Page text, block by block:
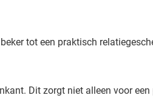
tot een praktisch
Dit zorgt niet alleen voor